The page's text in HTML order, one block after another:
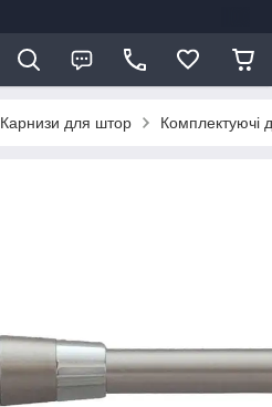
Карнизи для штор Комплектуючі